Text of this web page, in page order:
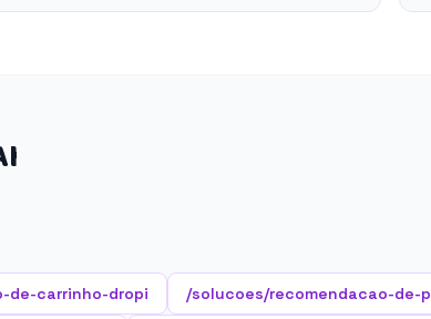
de-carrinho-dropi /solucoes/recomendacao-de-